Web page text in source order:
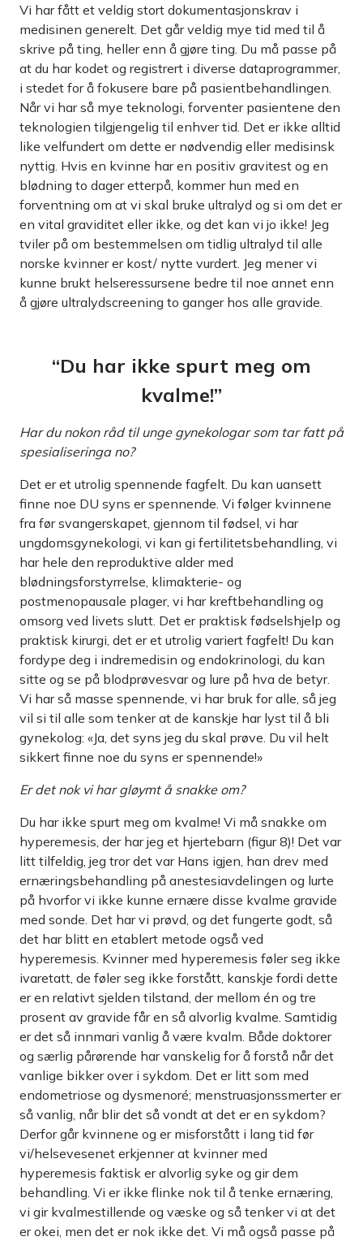
Vi har fått et veldig stort dokumentasjonskrav i
medisinen generelt. Det går veldig mye tid med til å
skrive på ting, heller enn å gjøre ting. Du må passe på
at du har kodet og registrert i diverse dataprogrammer,
i stedet for å fokusere bare på pasientbehandlingen.
Når vi har så mye teknologi, forventer pasientene den
teknologien tilgjengelig til enhver tid. Det er ikke alltid
like velfundert om dette er nødvendig eller medisinsk
nyttig. Hvis en kvinne har en positiv gravitest og en
blødning to dager etterpå, kommer hun med en
forventning om at vi skal bruke ultralyd og si om det er
en vital graviditet eller ikke, og det kan vi jo ikke! Jeg
tviler på om bestemmelsen om tidlig ultralyd til alle
norske kvinner er kost/ nytte vurdert. Jeg mener vi
kunne brukt helseressursene bedre til noe annet enn
å gjøre ultralydscreening to ganger hos alle gravide.
“Du har ikke spurt meg om
kvalme!”
Har du nokon råd til unge gynekologar som tar fatt på
spesialiseringa no?
Det er et utrolig spennende fagfelt. Du kan uansett
finne noe DU syns er spennende. Vi følger kvinnene
fra før svangerskapet, gjennom til fødsel, vi har
ungdomsgynekologi, vi kan gi fertilitetsbehandling, vi
har hele den reproduktive alder med
blødningsforstyrrelse, klimakterie- og
postmenopausale plager, vi har kreftbehandling og
omsorg ved livets slutt. Det er praktisk fødselshjelp og
praktisk kirurgi, det er et utrolig variert fagfelt! Du kan
fordype deg i indremedisin og endokrinologi, du kan
sitte og se på blodprøvesvar og lure på hva de betyr.
Vi har så masse spennende, vi har bruk for alle, så jeg
vil si til alle som tenker at de kanskje har lyst til å bli
gynekolog: «Ja, det syns jeg du skal prøve. Du vil helt
sikkert finne noe du syns er spennende!»
Er det nok vi har gløymt å snakke om?
Du har ikke spurt meg om kvalme! Vi må snakke om
hyperemesis, der har jeg et hjertebarn (figur 8)! Det var
litt tilfeldig, jeg tror det var Hans igjen, han drev med
ernæringsbehandling på anestesiavdelingen og lurte
på hvorfor vi ikke kunne ernære disse kvalme gravide
med sonde. Det har vi prøvd, og det fungerte godt, så
det har blitt en etablert metode også ved
hyperemesis. Kvinner med hyperemesis føler seg ikke
ivaretatt, de føler seg ikke forstått, kanskje fordi dette
er en relativt sjelden tilstand, der mellom én og tre
prosent av gravide får en så alvorlig kvalme. Samtidig
er det så innmari vanlig å være kvalm. Både doktorer
og særlig pårørende har vanskelig for å forstå når det
vanlige bikker over i sykdom. Det er litt som med
endometriose og dysmenoré; menstruasjonssmerter er
så vanlig, når blir det så vondt at det er en sykdom?
Derfor går kvinnene og er misforstått i lang tid før
vi/helsevesenet erkjenner at kvinner med
hyperemesis faktisk er alvorlig syke og gir dem
behandling. Vi er ikke flinke nok til å tenke ernæring,
vi gir kvalmestillende og væske og så tenker vi at det
er okei, men det er nok ikke det. Vi må også passe på